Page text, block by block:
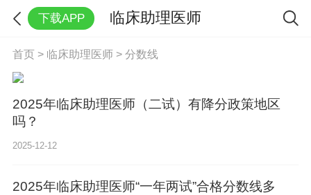
下载APP 临床助理医师
首页> 临床助理医师> 分数线
2025年临床助理医师（二试）有降分政策地区
吗？
2025-12-12
2025年临床助理医师“一年两试”合格分数线多